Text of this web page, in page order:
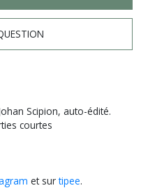
Scipion, auto-édité.
courtes
et surtipee.